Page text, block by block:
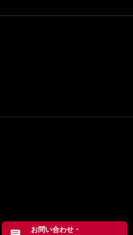
お問い合わせ・